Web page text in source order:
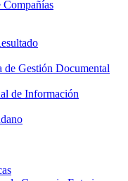
de Gestión Documental
de Información